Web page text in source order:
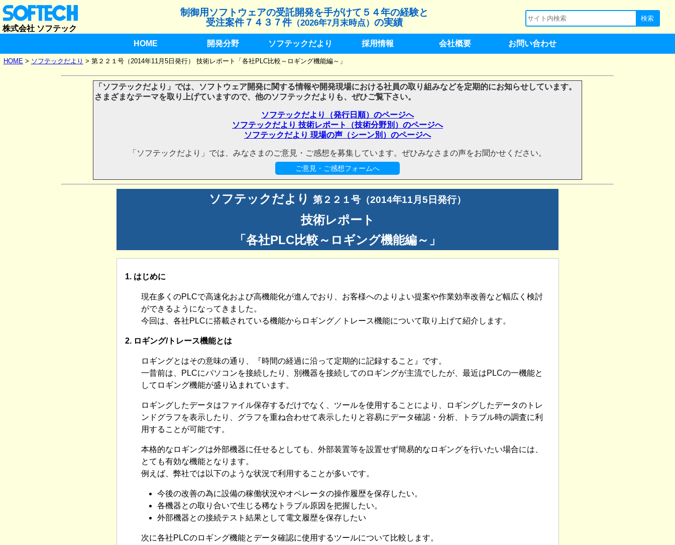
株式会社 ソフテック
制御用ソフトウェアの受託開発を手がけて５４年の経験と
受注案件７４３７件（2026年7月末時点） の実績
HOME 開発分野 ソフテックだより 採用情報 会社概要 お問い合わせ
HOME> ソフテックだより > 第２２１号（2014年11月5日発行） 技術レポート「各社PLC比較～ロギング機能編～」
「ソフテックだより」では、ソフトウェア開発に関する情報や開発現場における社員の取り組みなどを定期的にお知らせしています。
さまざまなテーマを取り上げていますので、他のソフテックだよりも、ぜひご覧下さい。
ソフテックだより（発行日順）のページへ
ソフテックだより 技術レポート（技術分野別）のページへ
ソフテックだより 現場の声（シーン別）のページへ
「ソフテックだより」では、みなさまのご意見・ご感想を募集しています。ぜひみなさまの声をお聞かせください。
ご意見・ご感想フォームへ
ソフテックだより 第２２１号（2014年11月5日発行）
技術レポート
「各社PLC比較～ロギング機能編～」
1. はじめに
現在多くのPLCで高速化および高機能化が進んでおり、お客様へのよりよい提案や作業効率改善など幅広く検討
ができるようになってきました。
今回は、各社PLCに搭載されている機能からロギング／トレース機能について取り上げて紹介します。
2. ロギング/トレース機能とは
ロギングとはその意味の通り、『時間の経過に沿って定期的に記録すること』です。
一昔前は、PLCにパソコンを接続したり、別機器を接続してのロギングが主流でしたが、最近はPLCの一機能と
してロギング機能が盛り込まれています。
ロギングしたデータはファイル保存するだけでなく、ツールを使用することにより、ロギングしたデータのトレ
ンドグラフを表示したり、グラフを重ね合わせて表示したりと容易にデータ確認・分析、トラブル時の調査に利
用することが可能です。
本格的なロギングは外部機器に任せるとしても、外部装置等を設置せず簡易的なロギングを行いたい場合には、
とても有効な機能となります。
例えば、弊社では以下のような状況で利用することが多いです。
今後の改善の為に設備の稼働状況やオペレータの操作履歴を保存したい。
各機器との取り合いで生じる稀なトラブル原因を把握したい。
外部機器との接続テスト結果として電文履歴を保存したい
次に各社PLCのロギング機能とデータ確認に使用するツールについて比較します。